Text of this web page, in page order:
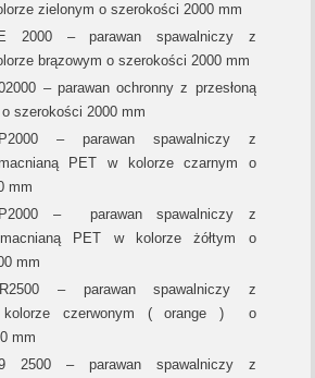
zielonym o szerokości 2000 mm
2000 – parawan spawalniczy z
brązowym o szerokości 2000 mm
– parawan ochronny z przesłoną
szerokości 2000 mm
– parawan spawalniczy z
PET w kolorze czarnym o
mm
– parawan spawalniczy z
PET w kolorze żółtym o
mm
– parawan spawalniczy z
kolorze czerwonym ( orange ) o
mm
2500 – parawan spawalniczy z